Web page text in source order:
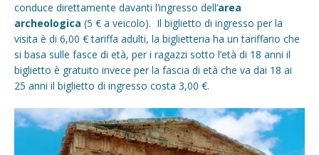
conduce direttamente davanti l’ingresso dell’area
archeologica (5 € a veicolo). Il biglietto di ingresso per la
visita è di 6,00 € tariffa adulti, la biglietteria ha un tariffario che
si basa sulle fasce di età, per i ragazzi sotto l’età di 18 anni il
biglietto è gratuito invece per la fascia di età che va dai 18 ai
25 anni il biglietto di ingresso costa 3,00 €.